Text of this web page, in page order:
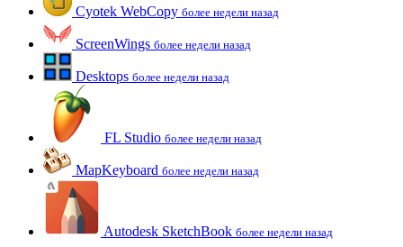
Cyotek WebCopy более недели назад
ScreenWings более недели назад
Desktops более недели назад
FL Studio более недели назад
MapKeyboard более недели назад
Autodesk SketchBook более недели назад